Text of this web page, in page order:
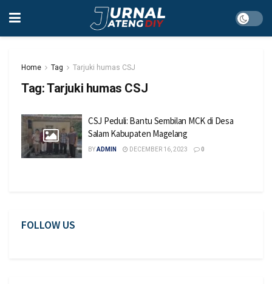
Home Tag Tarjuki humas CSJ
Tag:Tarjuki humas CSJ
CSJ Peduli: Bantu Sembilan MCK di Desa
Salam Kabupaten Magelang
BYADMIN DECEMBER 16, 2023 0
FOLLOW US